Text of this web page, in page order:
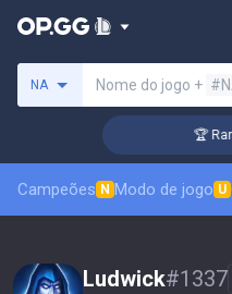
NA Nome do jogo +
🏆 Rank
Campeões N Modo de jogo U
Ludwick#1337